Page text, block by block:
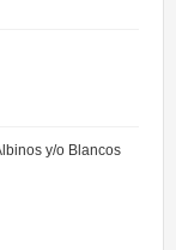
y/o Blancos